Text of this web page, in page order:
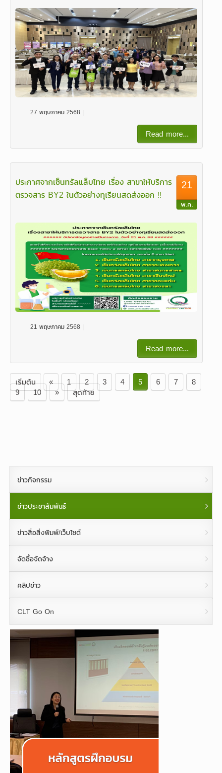
27 พฤษภาคม 2568 |
Read more...
21
พ.ค.
ประกาศจากเซ็นทรัลแล็บไทย เรื่อง สาขาให้บริการ
ตรวจสาร BY2 ในตัวอย่างทุเรียนสดส่งออก !!
21 พฤษภาคม 2568 |
Read more...
เริ่มต้น « 1 2 3 4 5 6 7
8
9
10 » สุดท้าย
ข่าวกิจกรรม
ข่าวประชาสัมพันธ์
ข่าวสื่อสิ่งพิมพ์/เว็บไซต์
จัดซื้อจัดจ้าง
คลิปข่าว
CLT Go On